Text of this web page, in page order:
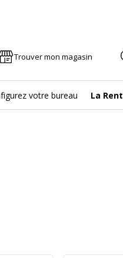
Trouver mon magasin
votre bureau La